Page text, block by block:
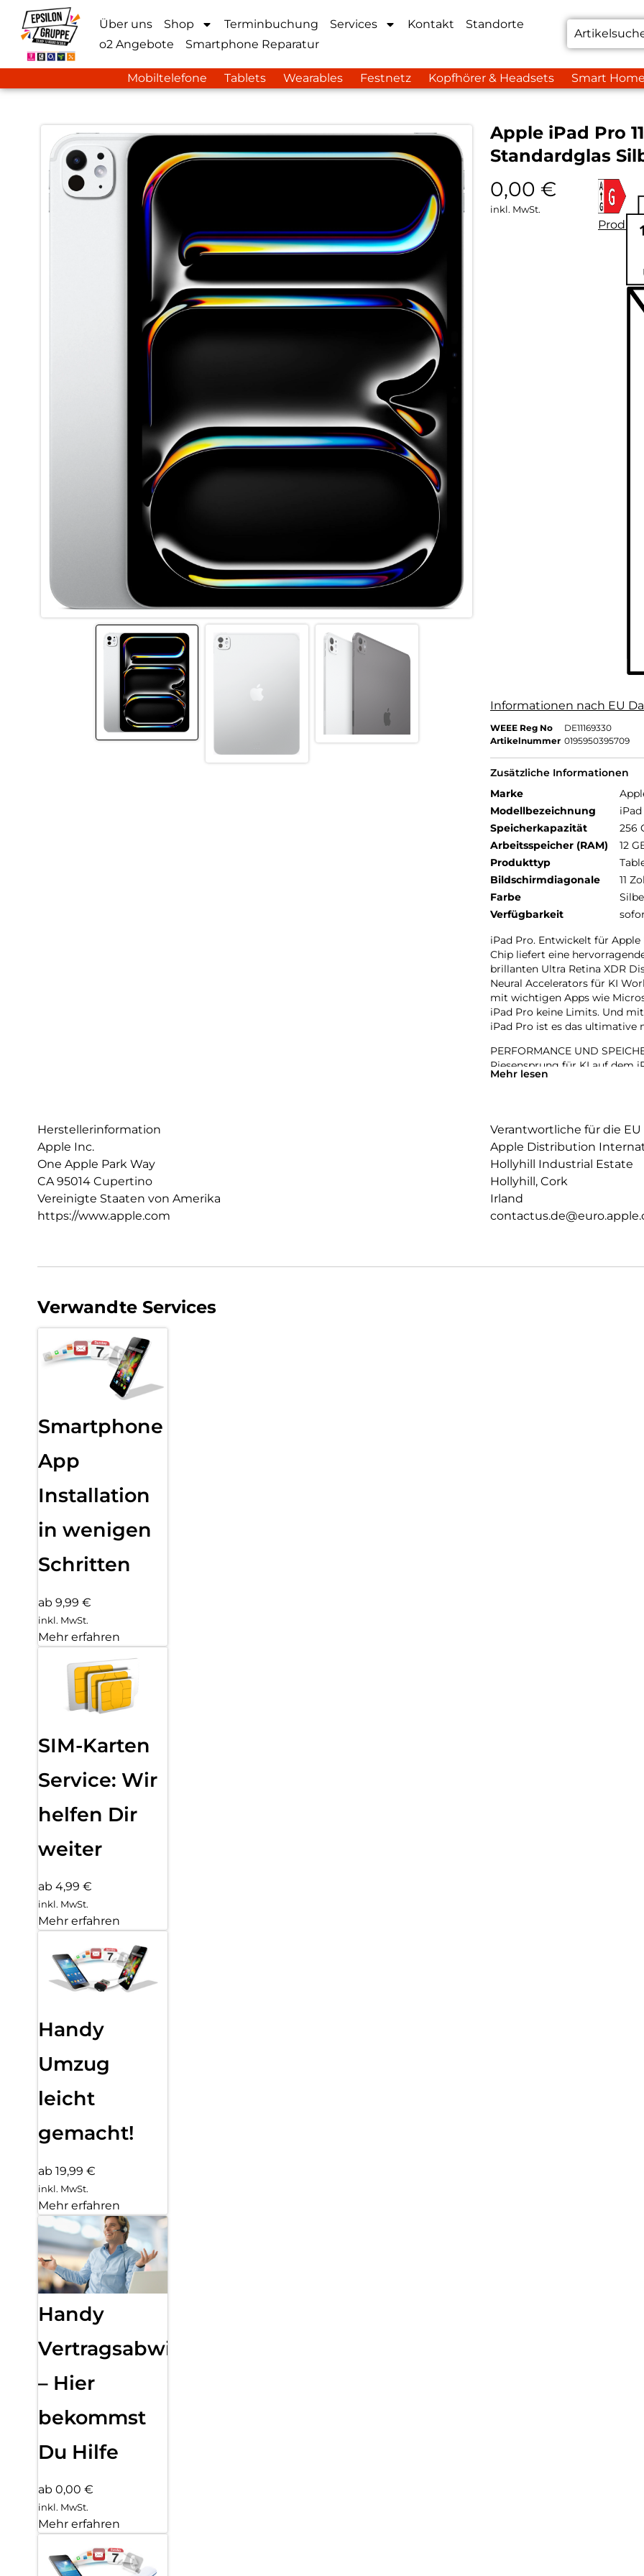
Über uns Shop Terminbuchung Services Kontakt
Standorte
o2 Angebote
Smartphone Reparatur
Mobiltelefone Tablets Wearables Festnetz Kopfhörer & Headsets Smart Home
Apple iPad Pro
Standardglas
0,00 €
inkl. MwSt.
Informationen nach EU
WEEE Reg No
DE11169330
Artikelnummer 0195950395709
Zusätzliche Informationen
Marke
Modellbezeichnung
iPad
Speicherkapazität
256
Arbeitsspeicher (RAM)
12
Produkttyp
Bildschirmdiagonale
11
Farbe
Verfügbarkeit
iPad Pro. Entwickelt für
Chip liefert eine
brillanten Ultra Retina XDR
Neural Accelerators für KI
mit wichtigen Apps wie
iPad Pro keine Limits. Und
iPad Pro ist es das ultimative
PERFORMANCE UND
Riesensprung für KI auf dem
leistungsstarken Neural
und Fähigkeiten, die alles
werden Workflows gesteuert,
APPLE INTELLIGENCE:
zu kommunizieren, sich
bahnbrechendem
11 ULTRA RETINA XDR
TB und 2 TB erhältlich.
Mehr lesen
Herstellerinformation
Apple Inc.
One Apple Park Way
CA 95014 Cupertino
Vereinigte Staaten von Amerika
https://www.apple.com
Verantwortliche für die EU
Apple Distribution
Hollyhill Industrial Estate
Hollyhill, Cork
Irland
Verwandte Services
Smartphone
App
Installation
in wenigen
Schritten
ab 9,99 €
inkl. MwSt.
Mehr erfahren
SIM-Karten
Service: Wir
helfen Dir
weiter
ab 4,99 €
inkl. MwSt.
Mehr erfahren
Handy
Umzug
leicht
gemacht!
ab 19,99 €
inkl. MwSt.
Mehr erfahren
Handy
Vertragsabwicklung
– Hier
bekommst
Du Hilfe
ab 0,00 €
inkl. MwSt.
Mehr erfahren